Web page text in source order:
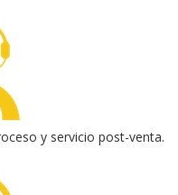
y servicio post-venta.